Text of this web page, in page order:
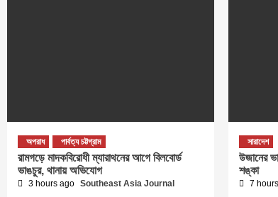
অপরাধ পার্বত্য চট্টগ্রাম
রামগড়ে মাদকবিরোধী ম্যারাথনের আগে বিলবোর্ড
ভাঙচুর, থানায় অভিযোগ
3 hours ago Southeast Asia Journal
সারাদেশ
উজানের
শঙ্কা
7